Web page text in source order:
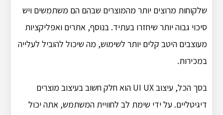
שלקוחות מרוצים יותר מהמוצרים שבהם הם משתמשים ויש
סיכוי גבוה יותר שיחזרו בעתיד. בנוסף, אתרים ואפליקציות
מעוצבים היטב קלים יותר לשימוש, מה שיכול להוביל לעלייה
במכירות.
בסך הכל, עיצוב UI UX הוא חלק חשוב בעיצוב מוצרים
דיגיטליים. על ידי שימת לב לחוויית המשתמש, אתה יכול